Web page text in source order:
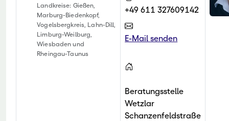
Landkreise: Gießen,
Marburg-Biedenkopf,
Vogelsbergkreis, Lahn-Dill,
Limburg-Weilburg,
Wiesbaden und
Rheingau-Taunus
+49 611 327609142
E-Mail senden
Beratungsstelle
Wetzlar
Schanzenfeldstraße